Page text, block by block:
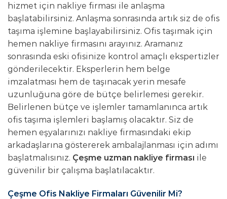
hizmet için nakliye firması ile anlaşma
başlatabilirsiniz. Anlaşma sonrasında artık siz de ofis
taşıma işlemine başlayabilirsiniz. Ofis taşımak için
hemen nakliye firmasını arayınız. Aramanız
sonrasında eski ofisinize kontrol amaçlı ekspertizler
gönderilecektir. Eksperlerin hem belge
imzalatması hem de taşınacak yerin mesafe
uzunluğuna göre de bütçe belirlemesi gerekir.
Belirlenen bütçe ve işlemler tamamlanınca artık
ofis taşıma işlemleri başlamış olacaktır. Siz de
hemen eşyalarınızı nakliye firmasındaki ekip
arkadaşlarına göstererek ambalajlanması için adımı
başlatmalısınız. Çeşme uzman nakliye firması ile
güvenilir bir çalışma başlatılacaktır.
Çeşme Ofis Nakliye Firmaları Güvenilir Mi?